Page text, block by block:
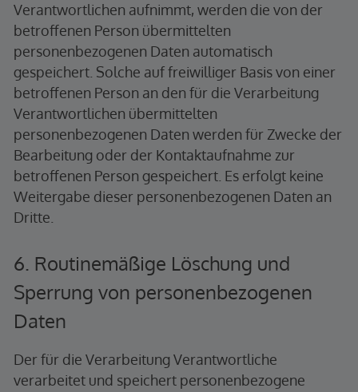
Verantwortlichen aufnimmt, werden die von der
betroffenen Person übermittelten
personenbezogenen Daten automatisch
gespeichert. Solche auf freiwilliger Basis von einer
betroffenen Person an den für die Verarbeitung
Verantwortlichen übermittelten
personenbezogenen Daten werden für Zwecke der
Bearbeitung oder der Kontaktaufnahme zur
betroffenen Person gespeichert. Es erfolgt keine
Weitergabe dieser personenbezogenen Daten an
Dritte.
6. Routinemäßige Löschung und
Sperrung von personenbezogenen
Daten
Der für die Verarbeitung Verantwortliche
verarbeitet und speichert personenbezogene